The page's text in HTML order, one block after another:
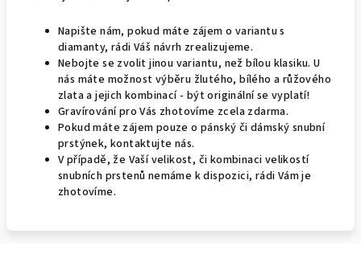
Napište nám, pokud máte zájem o variantu s
diamanty, rádi Váš návrh zrealizujeme.
Nebojte se zvolit jinou variantu, než bílou klasiku. U
nás máte možnost výběru žlutého, bílého a růžového
zlata a jejich kombinací - být originální se vyplatí!
Gravírování pro Vás zhotovíme zcela zdarma.
Pokud máte zájem pouze o pánský či dámský snubní
prstýnek, kontaktujte nás.
V případě, že Vaší velikost, či kombinaci velikostí
snubních prstenů nemáme k dispozici, rádi Vám je
zhotovíme.